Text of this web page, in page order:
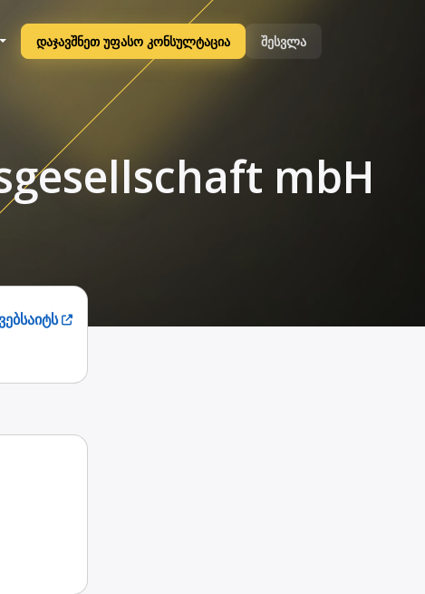
დაჯავშნეთ უფასო კონსულტაცია შესვლა
mbH